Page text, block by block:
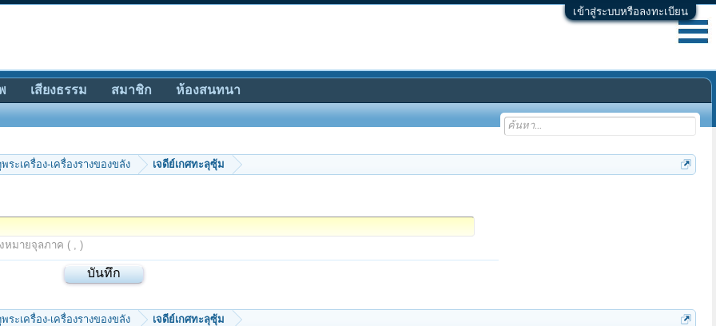
เข้าสู่ระบบหรือลงทะเบียน
ระเครื่อง-เครื่องรางของขลัง เจดีย์เกศทะลุซุ้ม
หมายจุลภาค ( , )
ระเครื่อง-เครื่องรางของขลัง เจดีย์เกศทะลุซุ้ม
เสียงธรรม สมาชิก ห้องสนทนา